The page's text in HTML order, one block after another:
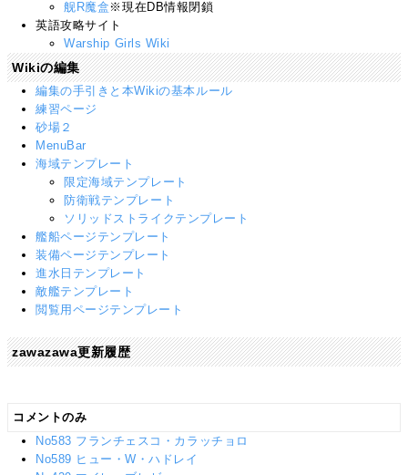
舰R魔盒 ※現在DB情報閉鎖
英語攻略サイト
Warship Girls Wiki
Wikiの編集
編集の手引きと本Wikiの基本ルール
練習ページ
砂場２
MenuBar
海域テンプレート
限定海域テンプレート
防衛戦テンプレート
ソリッドストライクテンプレート
艦船ページテンプレート
装備ページテンプレート
進水日テンプレート
敵艦テンプレート
閲覧用ページテンプレート
zawazawa更新履歴
コメントのみ
No583 フランチェスコ・カラッチョロ
No589 ヒュー・W・ハドレイ